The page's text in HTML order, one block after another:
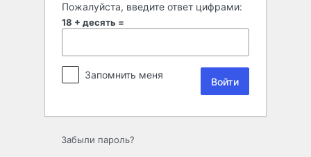
Пожалуйста, введите ответ цифрами:
18 + десять =
Запомнить меня
Забыли пароль?